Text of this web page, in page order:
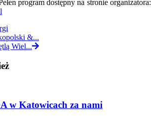
program dostępny na stronie organizatora:
&...
Wiel...
w Katowicach za nami